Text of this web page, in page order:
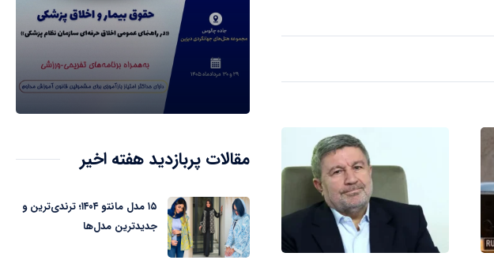
مقالات پربازدید هفته اخیر
۱۵ مدل مانتو ۱۴۰۴؛ ترندی‌ترین و
جدیدترین مدل‌ها